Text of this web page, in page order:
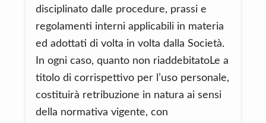
disciplinato dalle procedure, prassi e
regolamenti interni applicabili in materia
ed adottati di volta in volta dalla Società.
In ogni caso, quanto non riaddebitatoLe a
titolo di corrispettivo per l’uso personale,
costituirà retribuzione in natura ai sensi
della normativa vigente, con